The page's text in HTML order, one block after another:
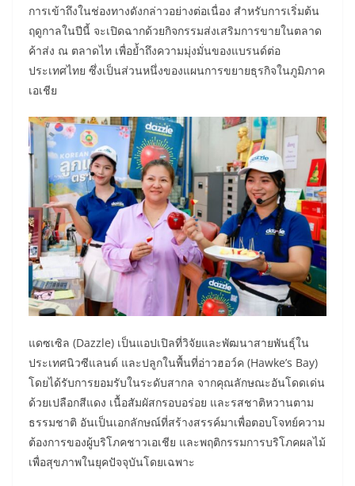
การเข้าถึงในช่องทางดังกล่าวอย่างต่อเนื่อง สำหรับการเริ่มต้น
ฤดูกาลในปีนี้ จะเปิดฉากด้วยกิจกรรมส่งเสริมการขายในตลาด
ค้าส่ง ณ ตลาดไท เพื่อย้ำถึงความมุ่งมั่นของแบรนด์ต่อ
ประเทศไทย ซึ่งเป็นส่วนหนึ่งของแผนการขยายธุรกิจในภูมิภาค
เอเชีย
แดซเซิล (Dazzle) เป็นแอปเปิลที่วิจัยและพัฒนาสายพันธุ์ใน
ประเทศนิวซีแลนด์ และปลูกในพื้นที่อ่าวฮอว์ค (Hawke’s Bay)
โดยได้รับการยอมรับในระดับสากล จากคุณลักษณะอันโดดเด่น
ด้วยเปลือกสีแดง เนื้อสัมผัสกรอบอร่อย และรสชาติหวานตาม
ธรรมชาติ อันเป็นเอกลักษณ์ที่สร้างสรรค์มาเพื่อตอบโจทย์ความ
ต้องการของผู้บริโภคชาวเอเชีย และพฤติกรรมการบริโภคผลไม้
เพื่อสุขภาพในยุคปัจจุบันโดยเฉพาะ